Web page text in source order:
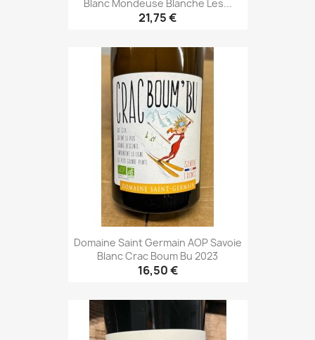
Blanc Mondeuse Blanche Les...
21,75 €
Domaine Saint Germain AOP Savoie
Blanc Crac Boum Bu 2023
16,50 €